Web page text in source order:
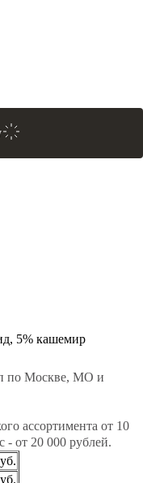
5% кашемир
по Москве, МО и
ассортимента от 10
- от 20 000 рублей.